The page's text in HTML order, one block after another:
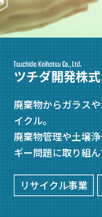
Tsuchida Kaihatsu Co.,Ltd.
ツチダ開発株
廃棄物からガラス
イクル。
廃棄物管理や土壌
ギー問題に取り組
リサイクル事業